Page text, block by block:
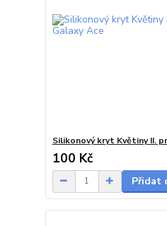
Silikonový kryt Květiny II.
100 Kč
Přidat